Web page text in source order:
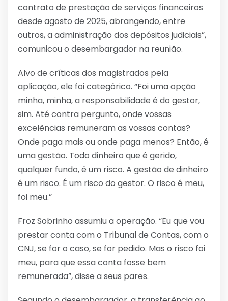
contrato de prestação de serviços financeiros
desde agosto de 2025, abrangendo, entre
outros, a administração dos depósitos judiciais”,
comunicou o desembargador na reunião.
Alvo de críticas dos magistrados pela
aplicação, ele foi categórico. “Foi uma opção
minha, minha, a responsabilidade é do gestor,
sim. Até contra pergunto, onde vossas
excelências remuneram as vossas contas?
Onde paga mais ou onde paga menos? Então, é
uma gestão. Todo dinheiro que é gerido,
qualquer fundo, é um risco. A gestão de dinheiro
é um risco. É um risco do gestor. O risco é meu,
foi meu.”
Froz Sobrinho assumiu a operação. “Eu que vou
prestar conta com o Tribunal de Contas, com o
CNJ, se for o caso, se for pedido. Mas o risco foi
meu, para que essa conta fosse bem
remunerada”, disse a seus pares.